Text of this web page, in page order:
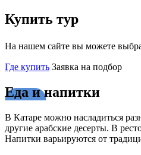
Купить тур
На нашем сайте вы можете
Где купить Заявка на подбор
Еда и напитки
В Катаре можно насладиться
другие арабские десерты. В
Напитки варьируются от